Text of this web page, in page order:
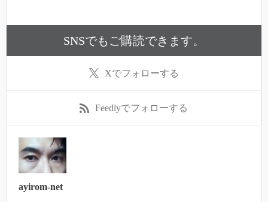
SNSでもご購読できます。
Xでフォローする
Feedlyでフォローする
ayirom-net